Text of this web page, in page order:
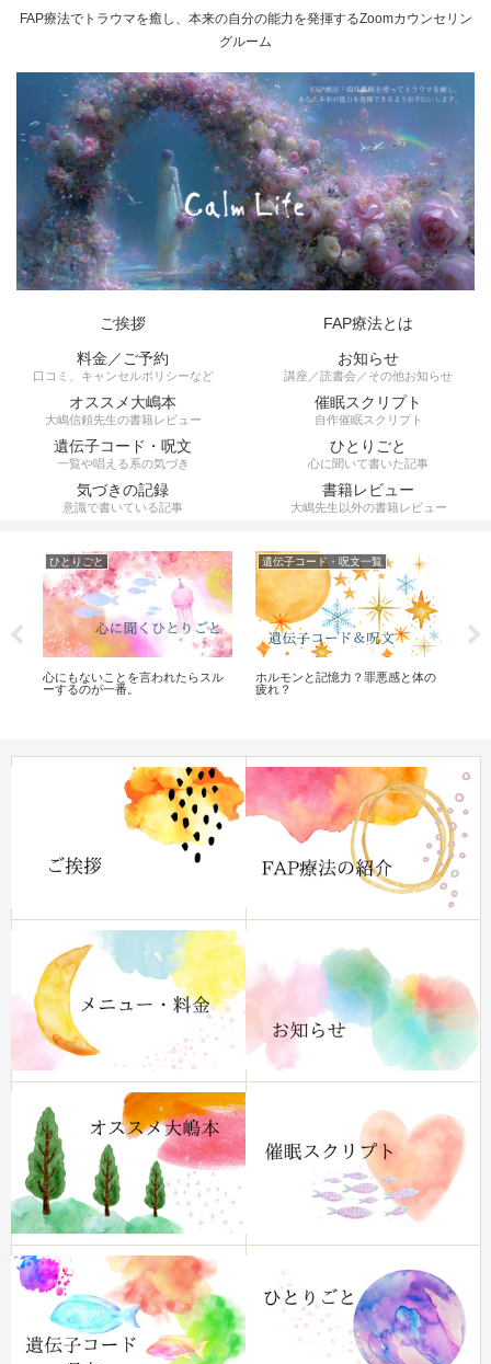
FAP療法でトラウマを癒し、本来の自分の能力を発揮するZoomカウンセリン
グルーム
ご挨拶
FAP療法とは
料金／ご予約
口コミ、キャンセルポリシーなど
お知らせ
講座／読書会／その他お知らせ
オススメ大嶋本
大嶋信頼先生の書籍レビュー
催眠スクリプト
自作催眠スクリプト
遺伝子コード・呪文
一覧や唱える系の気づき
ひとりごと
心に聞いて書いた記事
気づきの記録
意識で書いている記事
書籍レビュー
大嶋先生以外の書籍レビュー
ひとりごと
心にもないことを言われたらスル
ーするのが一番。
遺伝子コード・呪文一覧
ホルモンと記憶力？罪悪感と体の
疲れ？